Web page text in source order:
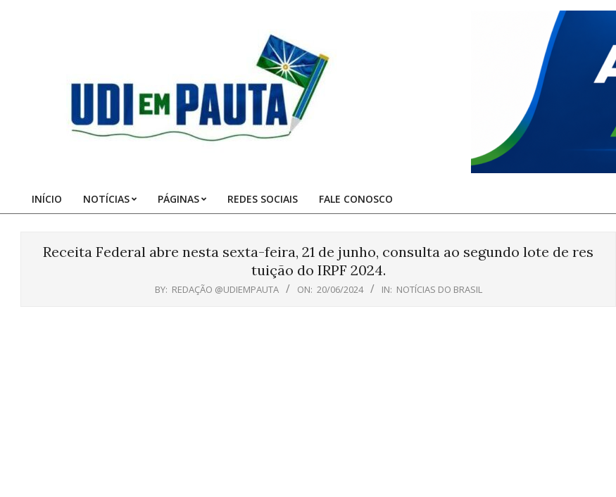
Pauta
Primary
INÍCIO NOTÍCIAS PÁGINAS REDES SOCIAIS FALE CONOSCO
Receita Federal abre nesta sexta-feira, 21 de junho, consulta ao segundo lote de res
tuição do IRPF 2024.
BY: REDAÇÃO @UDIEMPAUTA ON: 20/06/2024 IN: NOTÍCIAS DO BRASIL